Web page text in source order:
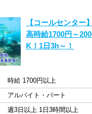
【コールセンター
高時給1700円～
K！1日3h～！
時給 1700円以上
アルバイト・パート
週3日以上 1日3時間以上